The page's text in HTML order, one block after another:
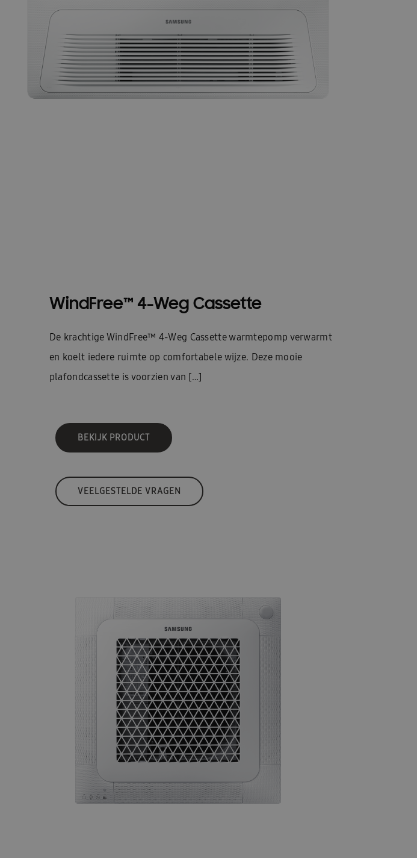
WindFree™ 4-Weg Cassette
De krachtige WindFree™ 4-Weg Cassette warmtepomp verwarmt
en koelt iedere ruimte op comfortabele wijze. Deze mooie
plafondcassette is voorzien van […]
BEKIJK PRODUCT
VEELGESTELDE VRAGEN